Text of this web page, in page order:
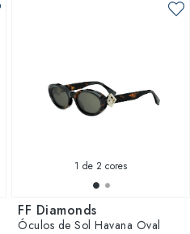
1 de 2 cores
FF Diamonds
Óculos de Sol Havana Oval